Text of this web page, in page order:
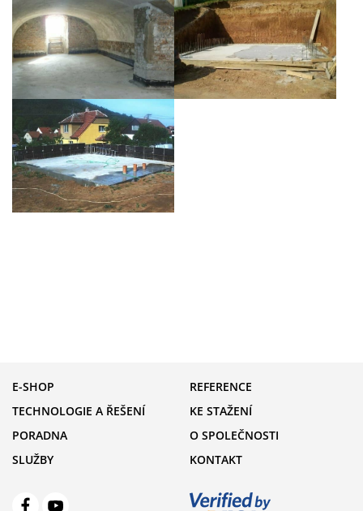
E-SHOP
TECHNOLOGIE A ŘEŠENÍ
PORADNA
SLUŽBY
REFERENCE
KE STAŽENÍ
O SPOLEČNOSTI
KONTAKT